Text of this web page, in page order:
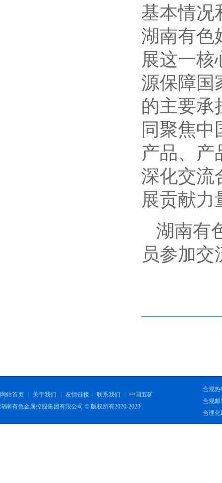
基本情况
湖南有色
展这一核
源保障国
的主要承
同聚焦中
产品、产
深化交流
展贡献力
湖南有
员参加交
网站首页 关于我们 友情链接 联系我们
中国五矿
湖南有色金属控股集团有限公司 © 版权所有2020-2023
合规热
合规邮
合理化